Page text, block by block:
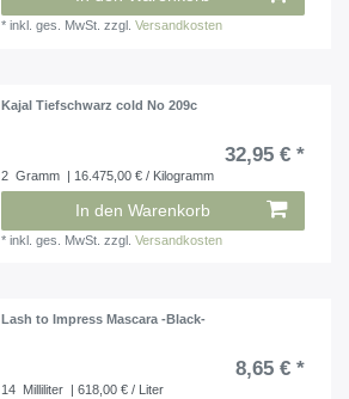
*inkl. ges. MwSt. zzgl.Versandkosten
Kajal Tiefschwarz cold No 209c
32,95 € *
2 Gramm | 16.475,00 € / Kilogramm
In den Warenkorb
*inkl. ges. MwSt. zzgl.Versandkosten
Lash to Impress Mascara -Black-
8,65 € *
14 Milliliter | 618,00 € / Liter